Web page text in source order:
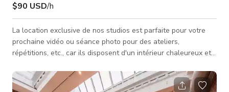
$90 USD/h
La location exclusive de nos studios est parfaite pour votre
prochaine vidéo ou séance photo pour des ateliers,
répétitions, etc., car ils disposent d'un intérieur chaleureux et
publicités télévisées, clips musicaux, contenu pour les réseaux
sociaux, et bien plus encore. Veuillez toujours vérifier la